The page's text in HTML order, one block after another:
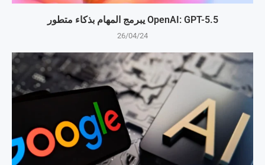
OpenAI: GPT-5.5 يبرمج المهام بذكاء متطور
26/04/24